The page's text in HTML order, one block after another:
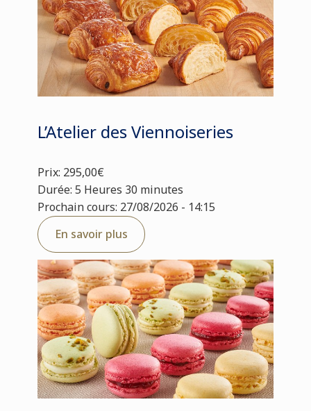
L’Atelier des Viennoiseries
Prix: 295,00€
Durée: 5 Heures 30 minutes
Prochain cours: 27/08/2026 - 14:15
En savoir plus